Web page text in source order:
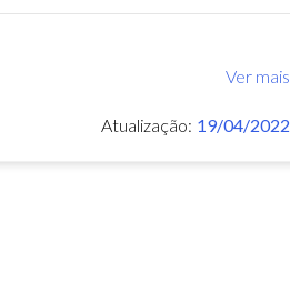
Ver mais
Atualização: 19/04/2022